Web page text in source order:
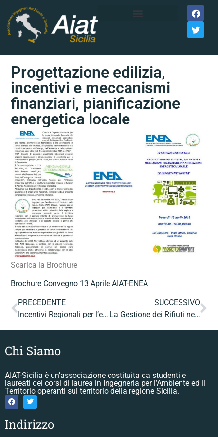
Progettazione edilizia,
incentivi e meccanismi
finanziari, pianificazione
energetica locale
Scarica la Brochure
Brochure Convegno 13 Aprile AIAT-ENEA
PRECEDENTE
Incentivi Regionali per l’efficienza energetica nel settore pubblico
SUCCESSIVO
La Gestione dei Rifiuti nella Regione Sicilia
Chi Siamo
AIAT-Sicilia è un’associazione costituita da studenti e
laureati dei corsi di laurea in Ingegneria per l’Ambiente ed il
Territorio operanti sul territorio della regione Sicilia.
Indirizzo